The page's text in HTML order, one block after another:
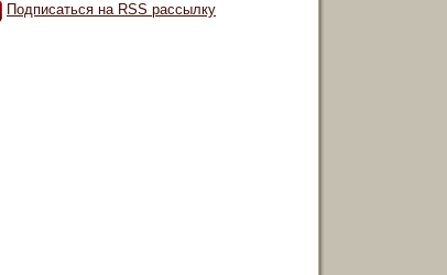
Подписаться на RSS рассылку